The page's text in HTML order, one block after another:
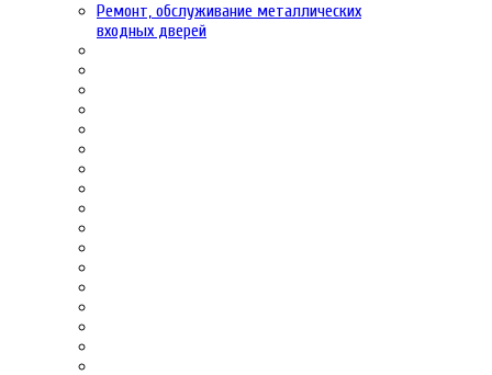
Ремонт, обслуживание металлических
входных дверей